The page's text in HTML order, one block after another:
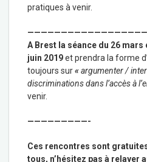
pratiques à venir.
A Brest la séance du 26
juin 2019et prendra la forme
toujours sur«argumenter /
discriminations dans l’accès à
venir.
—————————-
Ces rencontres sont
tous, n’hésitez pas à relayer